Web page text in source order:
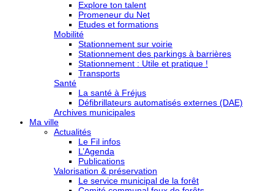
Explore ton talent
Promeneur du Net
Etudes et formations
Mobilité
Stationnement sur voirie
Stationnement des parkings à barrières
Stationnement : Utile et pratique !
Transports
Santé
La santé à Fréjus
Défibrillateurs automatisés externes (DAE)
Archives municipales
Ma ville
Actualités
Le Fil infos
L’Agenda
Publications
Valorisation & préservation
Le service municipal de la forêt